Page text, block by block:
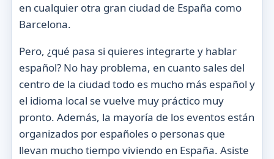
en cualquier otra gran ciudad de España como
Barcelona.
Pero, ¿qué pasa si quieres integrarte y hablar
español? No hay problema, en cuanto sales del
centro de la ciudad todo es mucho más español y
el idioma local se vuelve muy práctico muy
pronto. Además, la mayoría de los eventos están
organizados por españoles o personas que
llevan mucho tiempo viviendo en España. Asiste